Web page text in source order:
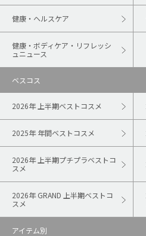
健康・ヘルスケア
健康・ボディケア・リフレッシ
ュニュース
ベスコス
2026年 上半期ベストコスメ
2025年 年間ベストコスメ
2026年 上半期プチプラベストコ
スメ
2026年 GRAND 上半期ベストコ
スメ
アイテム別